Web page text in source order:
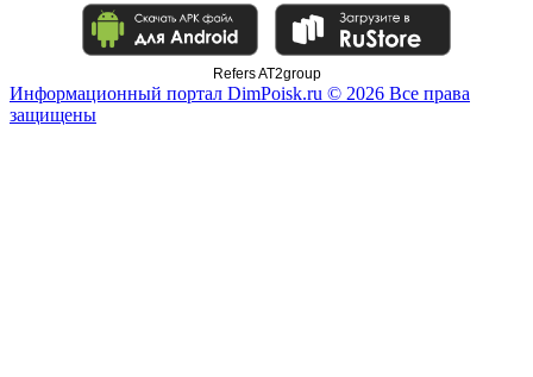
Refers AT2group
Информационный портал DimPoisk.ru © 2026 Все права
защищены